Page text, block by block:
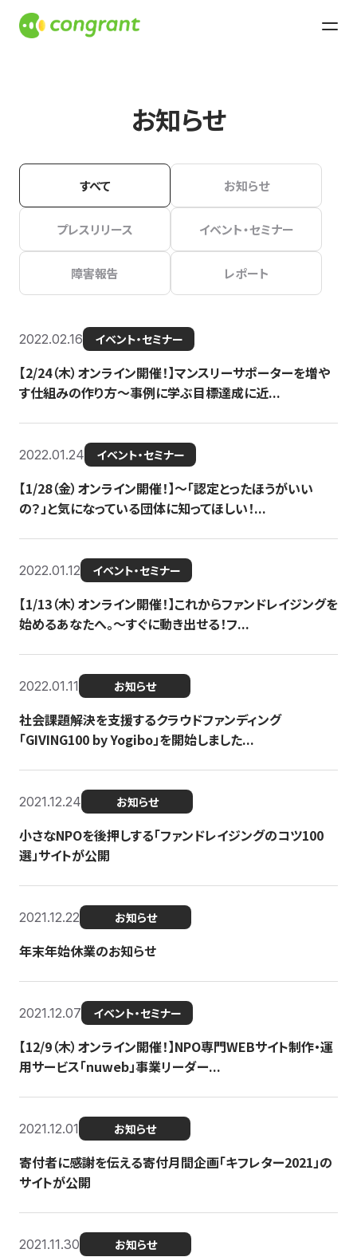
お知らせ
すべて お知らせ
プレスリリース イベント・セミナー
障害報告 レポート
2022.02.16 イベント・セミナー
【2/24（木）オンライン開催！】マンスリーサポーターを増や
す仕組みの作り方〜事例に学ぶ目標達成に近...
2022.01.24 イベント・セミナー
【1/28（金）オンライン開催！】〜「認定とったほうがいい
の？」と気になっている団体に知ってほしい！...
2022.01.12 イベント・セミナー
【1/13（木）オンライン開催！】これからファンドレイジングを
始めるあなたへ。〜すぐに動き出せる！フ...
2022.01.11 お知らせ
社会課題解決を支援するクラウドファンディング
「GIVING100 by Yogibo」を開始しました...
2021.12.24 お知らせ
小さなNPOを後押しする「ファンドレイジングのコツ100
選」サイトが公開
2021.12.22 お知らせ
年末年始休業のお知らせ
2021.12.07 イベント・セミナー
【12/9（木）オンライン開催！】NPO専門WEBサイト制作・運
用サービス「nuweb」事業リーダー...
2021.12.01 お知らせ
寄付者に感謝を伝える寄付月間企画「キフレター2021」の
サイトが公開
2021.11.30 お知らせ